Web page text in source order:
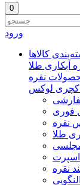
0
ورود
کالاها
آبکاری طلا
نقره
لوکس
فوری
نقره
طلا
نقره